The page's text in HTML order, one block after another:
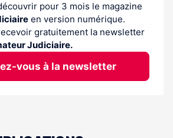
pour 3 mois le magazine
en version numérique.
gratuitement la newsletter
Judiciaire.
vous à la newsletter